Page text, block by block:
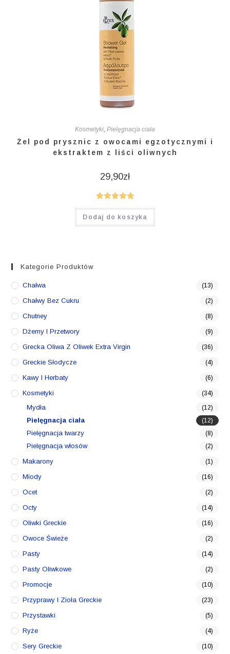
Kosmetyki, Pielęgnacja ciała
Żel pod prysznic z owocami egzotycznymi i
ekstraktem z liści oliwnych
29,90zł
Oceniono
5.00na 5
Dodaj do koszyka
Kategorie Produktów
Chałwa (13)
Chałwy Bez Cukru (2)
Chutney (8)
Dżemy I Przetwory (9)
Grecka Oliwa Z Oliwek Extra Virgin (36)
Greckie Słodycze (4)
Kawy I Herbaty (6)
Kosmetyki (34)
Mydła (12)
Pielęgnacja ciała (12)
Pielęgnacja twarzy (8)
Pielęgnacja włosów (2)
Makarony (1)
Miody (16)
Ocet (2)
Octy (14)
Oliwki Greckie (16)
Owoce Świeże (2)
Pasty (14)
Pasty Oliwkowe (2)
Promocje (10)
Przyprawy I Zioła Greckie (23)
Przystawki (5)
Ryże (4)
Sery Greckie (10)